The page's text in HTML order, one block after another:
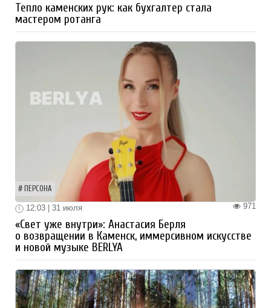
Тепло каменских рук: как бухгалтер стала
мастером ротанга
ПЕРСОНА
971
12:03 | 31 июля
«Свет уже внутри»: Анастасия Берля
о возвращении в Каменск, иммерсивном искусстве
и новой музыке BERLYA